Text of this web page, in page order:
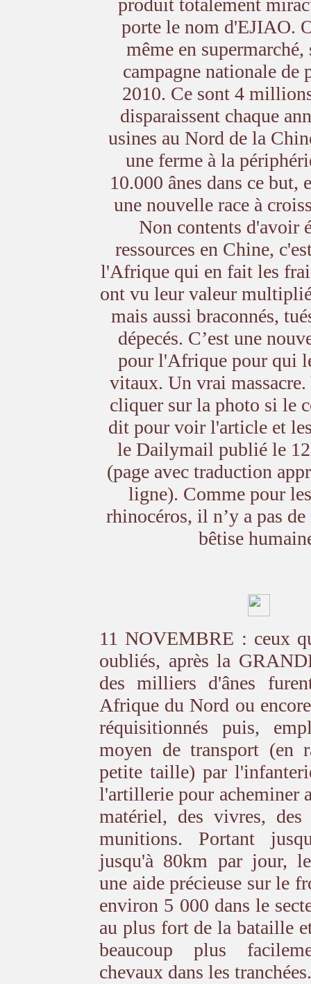
produit totalement
porte le nom d'EJIAO.
même en supermarché,
campagne nationale de
2010. Ce sont 4
disparaissent chaque
usines au Nord de la
une ferme à la
10.000 ânes dans ce but,
une nouvelle race à
Non contents d'avoir
ressources en Chine,
l'Afrique qui en fait les
ont vu leur valeur
mais aussi braconnés,
dépecés. C’est une
pour l'Afrique pour qui
vitaux. Un vrai massacre.
cliquer sur la photo si le
dit pour voir l'article et
le Dailymail publié le
(page avec traduction
ligne). Comme pour
rhinocéros, il n’y a pas
bêtise
11 NOVEMBRE : ceux
oubliés, après la
des milliers d'ânes
Afrique du Nord ou
réquisitionnés puis,
moyen de transport (en
petite taille) par
l'artillerie pour acheminer
matériel, des vivres, des
munitions. Portant
jusqu'à 80km par jour,
une aide précieuse sur le
environ 5 000 dans le
au plus fort de la bataille
beaucoup plus
chevaux dans les tranchées.